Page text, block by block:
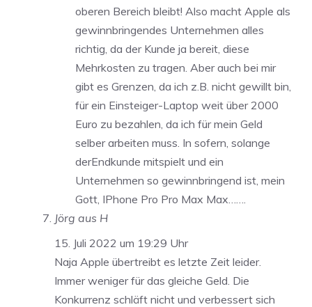
oberen Bereich bleibt! Also macht Apple als
gewinnbringendes Unternehmen alles
richtig, da der Kunde ja bereit, diese
Mehrkosten zu tragen. Aber auch bei mir
gibt es Grenzen, da ich z.B. nicht gewillt bin,
für ein Einsteiger-Laptop weit über 2000
Euro zu bezahlen, da ich für mein Geld
selber arbeiten muss. In sofern, solange
derEndkunde mitspielt und ein
Unternehmen so gewinnbringend ist, mein
Gott, IPhone Pro Pro Max Max…….
Jörg aus H
15. Juli 2022 um 19:29 Uhr
Naja Apple übertreibt es letzte Zeit leider.
Immer weniger für das gleiche Geld. Die
Konkurrenz schläft nicht und verbessert sich